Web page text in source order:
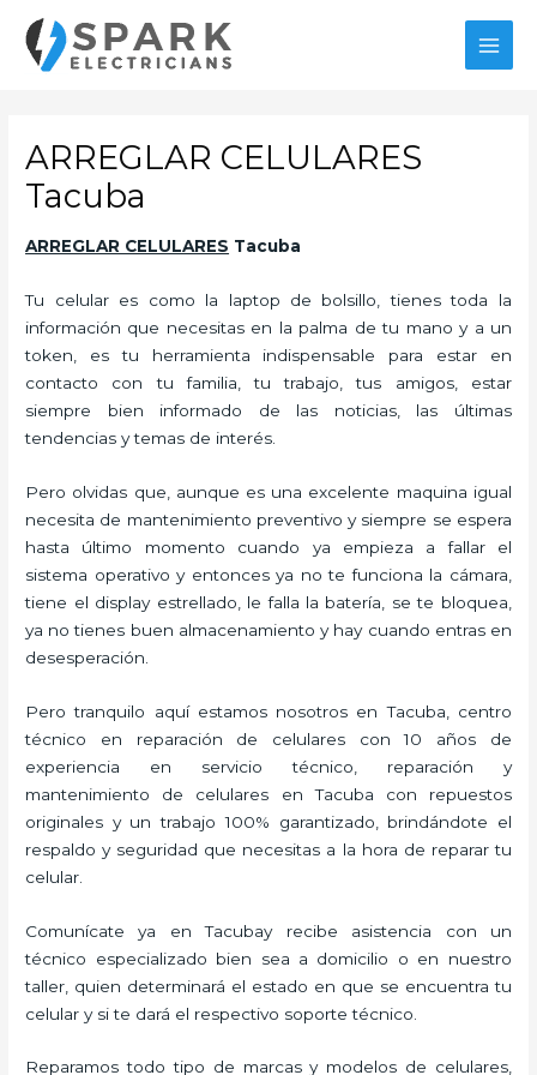
contenido
ARREGLAR CELULARES
Tacuba
ARREGLAR CELULARES Tacuba
Tu celular es como la laptop de bolsillo, tienes toda la
información que necesitas en la palma de tu mano y a un
token, es tu herramienta indispensable para estar en
contacto con tu familia, tu trabajo, tus amigos, estar
siempre bien informado de las noticias, las últimas
tendencias y temas de interés.
Pero olvidas que, aunque es una excelente maquina igual
necesita de mantenimiento preventivo y siempre se espera
hasta último momento cuando ya empieza a fallar el
sistema operativo y entonces ya no te funciona la cámara,
tiene el display estrellado, le falla la batería, se te bloquea,
ya no tienes buen almacenamiento y hay cuando entras en
desesperación.
Pero tranquilo aquí estamos nosotros en Tacuba, centro
técnico en reparación de celulares con 10 años de
experiencia en servicio técnico, reparación y
mantenimiento de celulares en Tacuba con repuestos
originales y un trabajo 100% garantizado, brindándote el
respaldo y seguridad que necesitas a la hora de reparar tu
celular.
Comunícate ya en Tacubay recibe asistencia con un
técnico especializado bien sea a domicilio o en nuestro
taller, quien determinará el estado en que se encuentra tu
celular y si te dará el respectivo soporte técnico.
Reparamos todo tipo de marcas y modelos de celulares,